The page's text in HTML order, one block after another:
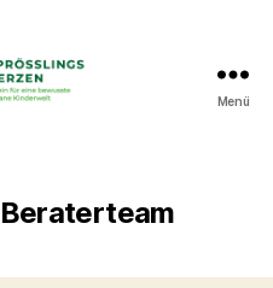
für
eine
vegane
Menü
Beraterteam